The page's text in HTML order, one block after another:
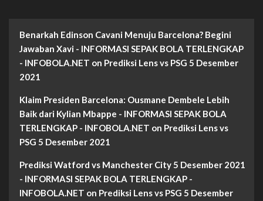
Benarkah Edinson Cavani Menuju Barcelona? Begini
Jawaban Xavi - INFORMASI SEPAK BOLA TERLENGKAP
- INFOBOLA.NET on Prediksi Lens vs PSG 5 Desember
2021
Klaim Presiden Barcelona: Ousmane Dembele Lebih
Baik dari Kylian Mbappe - INFORMASI SEPAK BOLA
TERLENGKAP - INFOBOLA.NET on Prediksi Lens vs
PSG 5 Desember 2021
Prediksi Watford vs Manchester City 5 Desember 2021
- INFORMASI SEPAK BOLA TERLENGKAP -
INFOBOLA.NET on Prediksi Lens vs PSG 5 Desember